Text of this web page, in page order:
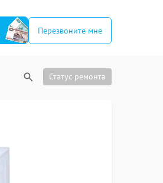
Перезвоните мне
Статус ремонта